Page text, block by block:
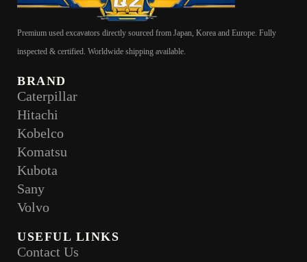
Premium used excavators directly sourced from Japan, Korea and Europe. Fully
inspected & certified. Worldwide shipping available.
BRAND
Caterpillar
Hitachi
Kobelco
Komatsu
Kubota
Sany
Volvo
USEFUL LINKS
Contact Us